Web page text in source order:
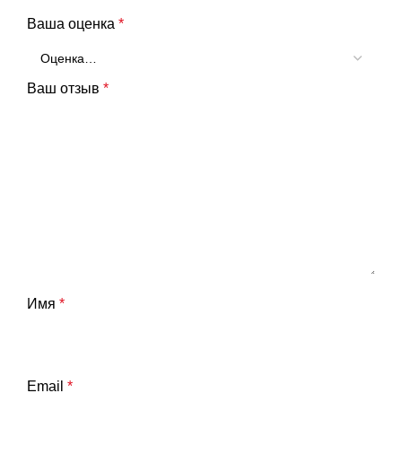
Ваша оценка *
Ваш отзыв *
Имя *
Email *